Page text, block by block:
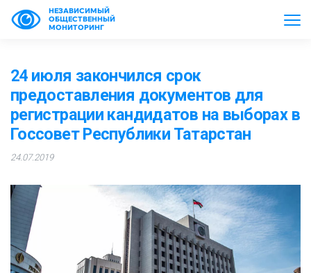
НЕЗАВИСИМЫЙ
ОБЩЕСТВЕННЫЙ
МОНИТОРИНГ
24 июля закончился срок
предоставления документов для
регистрации кандидатов на выборах в
Госсовет Республики Татарстан
24.07.2019